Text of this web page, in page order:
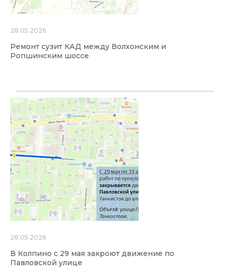
28.05.2026
Ремонт сузит КАД между Волхонским и
Ропшинским шоссе
28.05.2026
В Колпино с 29 мая закроют движение по
Павловской улице